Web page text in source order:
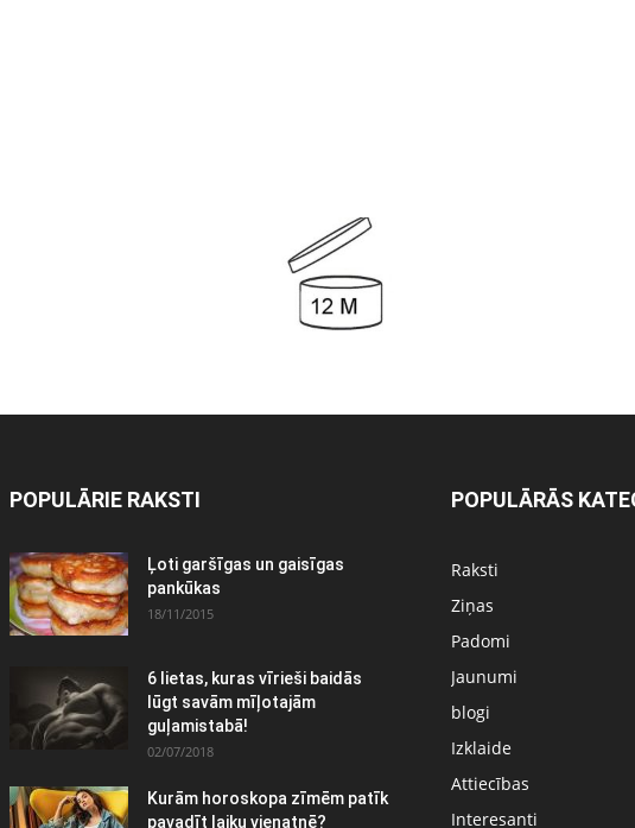
POPULĀRIE RAKSTI
Ļoti garšīgas un gaisīgas
pankūkas
18/11/2015
6 lietas, kuras vīrieši baidās
lūgt savām mīļotajām
guļamistabā!
02/07/2018
Kurām horoskopa zīmēm patīk
pavadīt laiku vienatnē?
POPULĀRĀS
Raksti
Ziņas
Padomi
Jaunumi
blogi
Izklaide
Attiecības
Interesanti